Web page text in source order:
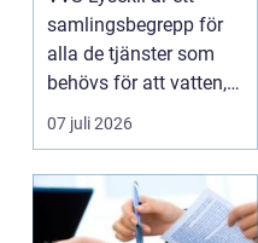
samlingsbegrepp för
alla de tjänster som
behövs för att vatten,
värme och avlopp ...
07 juli 2026